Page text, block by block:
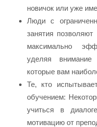
новичок или уже
Люди с
занятия позволяют
максимально
уделяя
которые вам
Те, кто
обучением:
учиться в
мотивацию от